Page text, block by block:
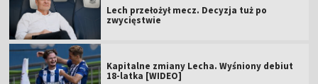
Lech przełożył mecz. Decyzja tuż po
zwycięstwie
Kapitalne zmiany Lecha. Wyśniony debiut
18-latka [WIDEO]